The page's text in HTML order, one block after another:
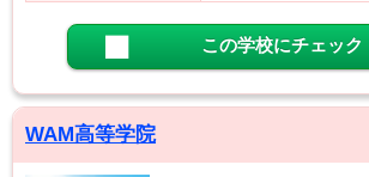
この学校にチェック
WAM高等学院